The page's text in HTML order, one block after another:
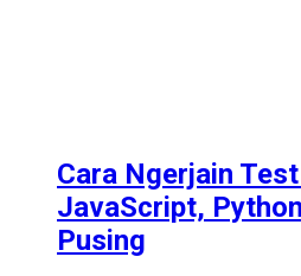
Cara Ngerjain
JavaScript,
Pusing